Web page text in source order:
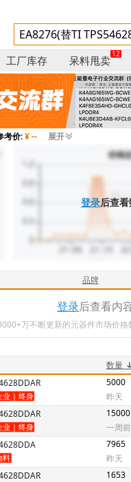
工厂库存 呆料甩卖
12
考价:¥ -- 展开
登录后查
品牌
登录后查看内
万不断更新的元器件市场价
数量
5000
昨天
15000
一周前
7965
昨天
1653